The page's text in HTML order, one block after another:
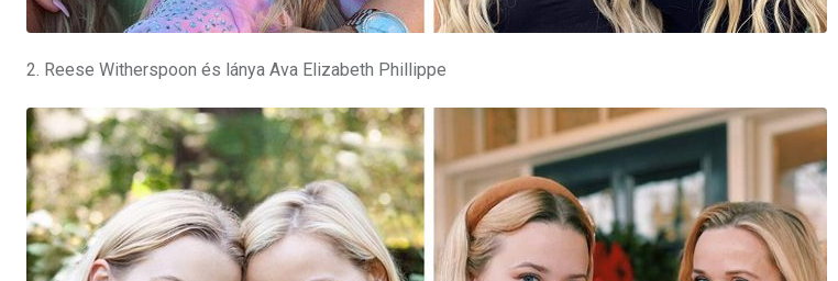
2. Reese Witherspoon és lánya Ava Elizabeth Phillippe